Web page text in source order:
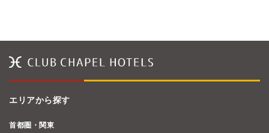
エリアから探す
首都圏・関東